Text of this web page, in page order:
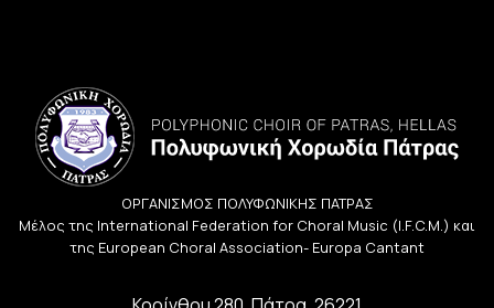
ΟΡΓΑΝΙΣΜΟΣ ΠΟΛΥΦΩΝΙΚΗΣ ΠΑΤΡΑΣ
Μέλος της International Federation for Choral Music (I.F.C.M.) και
της European Choral Association- Europa Cantant